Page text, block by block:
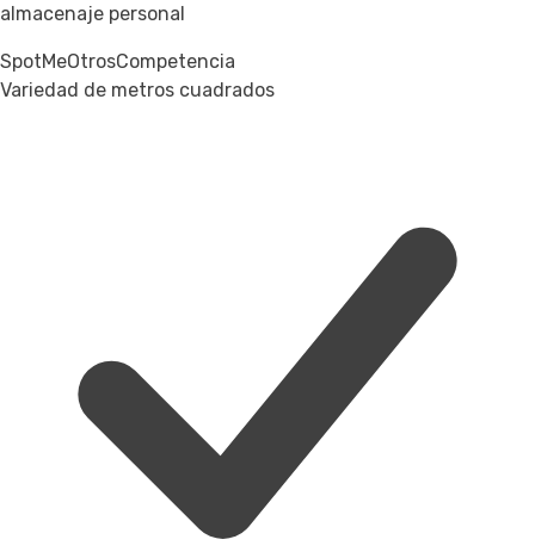
almacenaje personal
SpotMeOtrosCompetencia
Variedad de metros cuadrados